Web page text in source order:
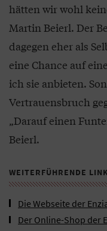
hätten wir wohl
Martin Beierl. Der
dagegen eher als
eine Chance auf
ich sie anbieten.
Vertrauensbruch
„Darauf einen
Beierl.
WEITERFÜHRENDE
Die Webseite der
Der Online-Shop der